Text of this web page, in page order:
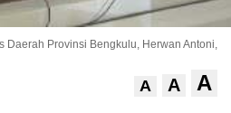
Provinsi Bengkulu, Herwan Antoni,
A A A